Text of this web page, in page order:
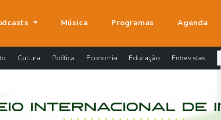
Música Programas Agenda
Cultura Política Economia Educação Entrevistas